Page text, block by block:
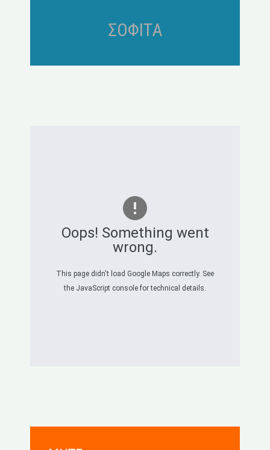
ΣΟΦΙΤΑ
Oops! Something went
wrong.
This page didn't load Google Maps correctly. See
the JavaScript console for technical details.